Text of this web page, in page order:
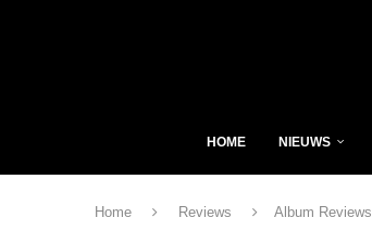
HOME NIEUWS
Home Reviews Album Reviews